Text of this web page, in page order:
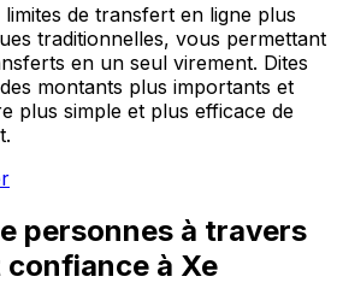
de transfert en ligne plus
traditionnelles, vous permettant
en un seul virement. Dites
montants plus importants et
plus simple et plus efficace de
personnes à travers
à Xe